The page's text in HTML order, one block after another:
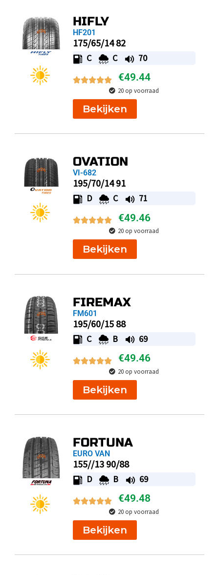
HIFLY
HF201
175/65/14 82
C C 70
€49.44
20 op voorraad
Bekijken
OVATION
VI-682
195/70/14 91
D C 71
€49.46
20 op voorraad
Bekijken
FIREMAX
FM601
195/60/15 88
C B 69
€49.46
20 op voorraad
Bekijken
FORTUNA
EURO VAN
155//13 90/88
D B 69
€49.48
20 op voorraad
Bekijken